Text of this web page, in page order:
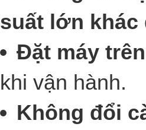
suất lớn khác
Đặt máy
khi vận hành.
Không đổi